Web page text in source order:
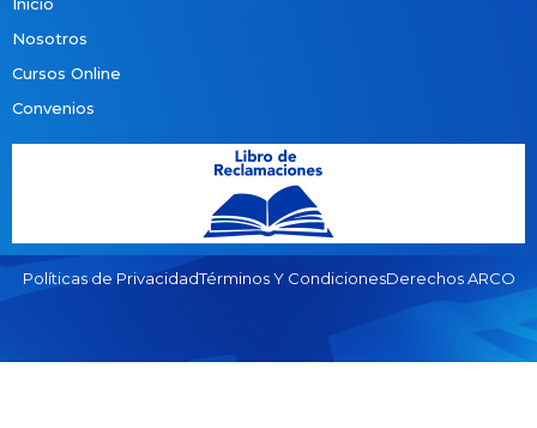
Nosotros
Cursos Online
Convenios
Políticas de PrivacidadTérminos Y CondicionesDerechos ARCO